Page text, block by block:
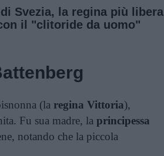
Svezia, la regina più libera
il "clitoride da uomo"
(la regina Vittoria),
Fu sua madre, la principessa
notando che la piccola